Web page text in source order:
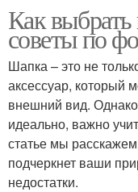
Как
советы по
Шапка – это не
аксессуар, который
внешний вид.
идеально, важно
статье мы
подчеркнет ваши
недостатки.